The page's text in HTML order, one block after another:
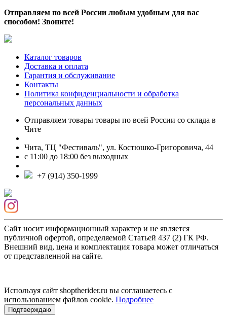
Отправляем по всей России любым удобным для вас
способом! Звоните!
Каталог товаров
Доставка и оплата
Гарантия и обслуживание
Контакты
Политика конфиденциальности и обработка
персональных данных
Отправляем товары товары по всей России со склада в
Чите
Чита, ТЦ "Фестиваль", ул. Костюшко-Григоровича, 44
с 11:00 до 18:00 без выходных
+7 (914) 350-1999
Сайт носит информационный характер и не является
публичной офертой, определяемой Статьей 437 (2) ГК РФ.
Внешний вид, цена и комплектация товара может отличаться
от представленной на сайте.
Используя сайт shoptherider.ru вы соглашаетесь с
использованием файлов cookie. Подробнее
Подтверждаю